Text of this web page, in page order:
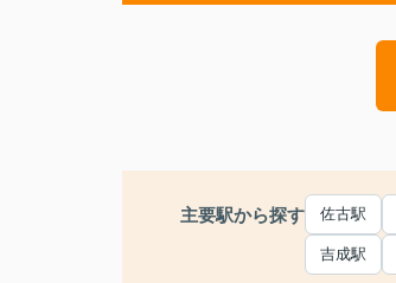
主要駅から探す 佐古駅
吉成駅